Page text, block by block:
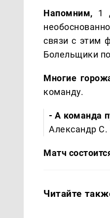
Напомним, 1
связи с этим
Болельщики
Многие
команду.
- А команда
Александр С.
Матч
Читайте